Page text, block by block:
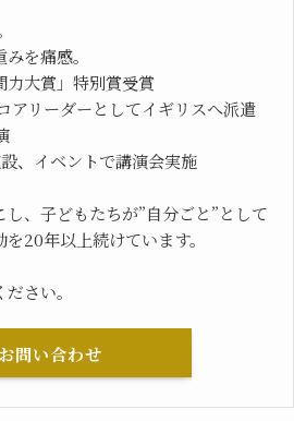
を痛感。
力大賞」特別賞受賞
アリーダーとしてイギリスへ派遣
、イベントで講演会実施
、子どもたちが”自分ごと”として
20年以上続けています。
さい。
お問い合わせ